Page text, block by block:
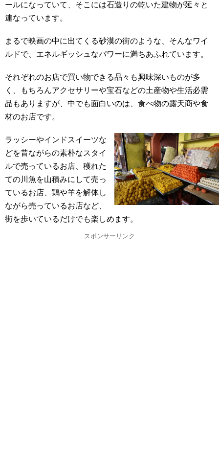
ールになっていて、そこには石造りの乾いた建物が延々と
連なっています。
まるで映画の中に出てくる砂漠の街のような、そんなワイ
ルドで、エネルギッシュなパワーに満ちあふれています。
それぞれのお店で買い物できる品々も興味深いものが多
く、もちろんアクセサリーや宝石などの土産物や生活必需
品もありますが、中でも面白いのは、食べ物の露天商や食
材のお店です。
ラッシーやインドスイーツな
どを昔ながらの素朴なスタイ
ルで売っているお店、穫れた
ての川魚を山積みにして売っ
ているお店、鶏や羊を解体し
ながら売っているお店など、
街を歩いているだけでも楽しめます。
スポンサーリンク